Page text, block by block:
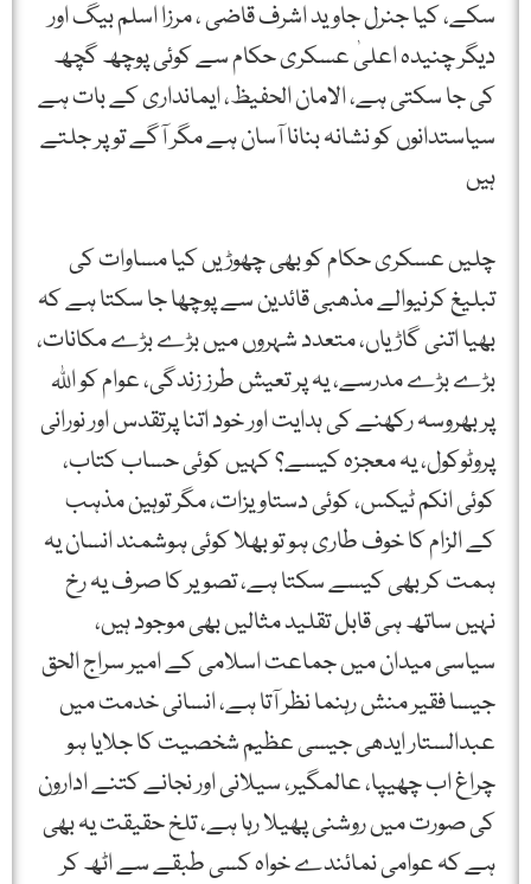
سکے، کیا جنرل جاوید اشرف قاضی ، مرزا اسلم بیگ اور
دیگر چنیدہ اعلیٰ عسکری حکام سے کوئی پوچھ گچھ
کی جا سکتی ہے، الامان الحفیظ، ایمانداری کے بات ہے
سیاستدانوں کو نشانہ بنانا آسان ہے مگر آگے تو پر جلتے
ہیں
چلیں عسکری حکام کو بھی چھوڑیں کیا مساوات کی
تبلیغ کرنیوالے مذھبی قائدین سے پوچھا جا سکتا ہے کہ
بھیا اتنی گاڑیاں، متعدد شہروں میں بڑے بڑے مکانات،
بڑے بڑے مدرسے، یہ پر تعیش طرز زندگی، عوام کو اللہ
پر بھروسہ رکھنے کی ہدایت اور خود اتنا پرتقدس اور نورانی
پروٹوکول، یہ معجزہ کیسے؟ کہیں کوئی حساب کتاب،
کوئی انکم ٹیکس، کوئی دستاویزات، مگر توہین مذہب
کے الزام کا خوف طاری ہو تو بھلا کوئی ہوشمند انسان یہ
ہمت کر بھی کیسے سکتا ہے، تصویر کا صرف یہ رخ
نہیں ساتھ ہی قابل تقلید مثالیں بھی موجود ہیں،
سیاسی میدان میں جماعت اسلامی کے امیر سراج الحق
جیسا فقیر منش رہنما نظر آتا ہے، انسانی خدمت میں
عبدالستار ایدھی جیسی عظیم شخصیت کا جلایا ہو
چراغ اب چھیپا، عالمگیر، سیلانی اور نجانے کتنے ادارون
کی صورت میں روشنی پھیلا رہا ہے، تلخ حقیقت یہ بھی
ہے کہ عوامی نمائندے خواہ کسی طبقے سے اٹھ کر